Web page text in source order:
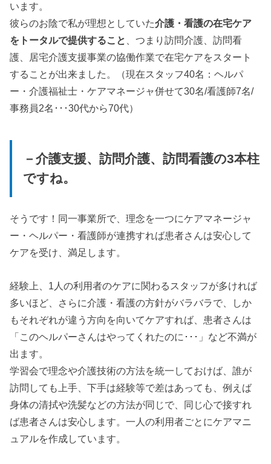
います。
彼らのお陰で私が理想としていた介護・看護の在宅ケア
をトータルで提供すること
、つまり訪問介護、訪問看
護、居宅介護支援事業の協働作業で在宅ケアをスタート
することが出来ました。（現在スタッフ40名：ヘルパ
ー・介護福祉士・ケアマネージャ併せて30名/看護師7名/
事務員2名･･･30代から70代）
－介護支援、訪問介護、訪問看護の3本柱
ですね。
そうです！同一事業所で、理念を一つにケアマネージャ
ー・ヘルパー・看護師が連携すれば患者さんは安心して
ケアを受け、満足します。
経験上、1人の利用者のケアに関わるスタッフが多ければ
多いほど、さらに介護・看護の方針がバラバラで、しか
もそれぞれが違う方向を向いてケアすれば、患者さんは
「このヘルパーさんはやってくれたのに･･･」など不満が
出ます。
学習会で理念や介護技術の方法を統一しておけば、誰が
訪問しても上手、下手は経験等で差はあっても、例えば
身体の清拭や洗髪などの方法が同じで、同じ心で接すれ
ば患者さんは安心します。一人の利用者ごとにケアマニ
ュアルを作成しています。